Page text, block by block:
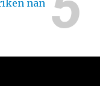
nan